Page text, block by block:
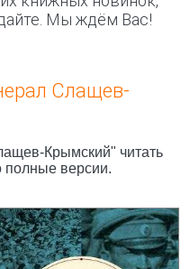
Мы ждём Вас!
Слащев-
Крымский" читать
полные версии.